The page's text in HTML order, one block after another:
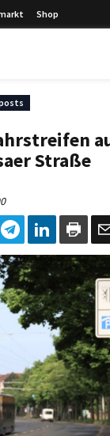
Shop
Straße